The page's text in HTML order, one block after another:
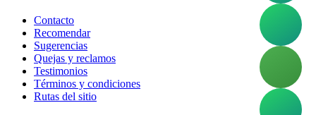
Contacto
Recomendar
Sugerencias
Quejas y reclamos
Testimonios
Términos y condiciones
Rutas del sitio